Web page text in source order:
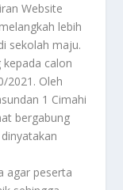
Website
lebih
sekolah maju.
calon
2021. Oleh
1 Cimahi
bergabung
agar peserta